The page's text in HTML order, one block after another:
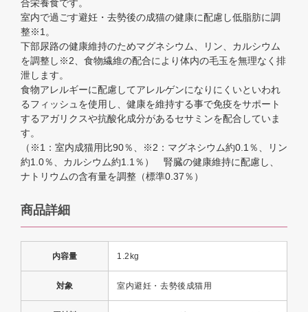
合栄養食です。
室内で過ごす避妊・去勢後の成猫の健康に配慮し低脂肪に調
整※1。
下部尿路の健康維持のためマグネシウム、リン、カルシウム
を調整し※2、食物繊維の配合により体内の毛玉を無理なく排
泄します。
食物アレルギーに配慮してアレルゲンになりにくいといわれ
るフィッシュを使用し、健康を維持する事で免疫をサポート
するアガリクスや抗酸化成分があるセサミンを配合していま
す。
（※1：室内成猫用比90％、※2：マグネシウム約0.1％、リン
約1.0％、カルシウム約1.1％） 腎臓の健康維持に配慮し、
ナトリウムの含有量を調整（標準0.37％）
商品詳細
内容量 1.2kg
対象 室内避妊・去勢後成猫用